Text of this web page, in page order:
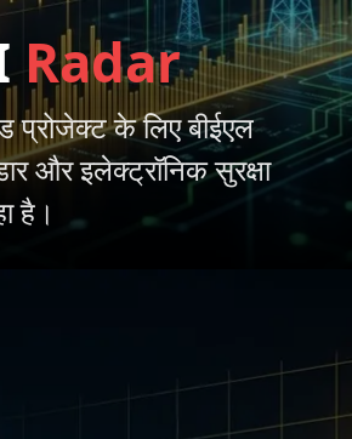
Radar
प्रोजेक्ट के लिए बीईएल
और इलेक्ट्रॉनिक सुरक्षा
है।